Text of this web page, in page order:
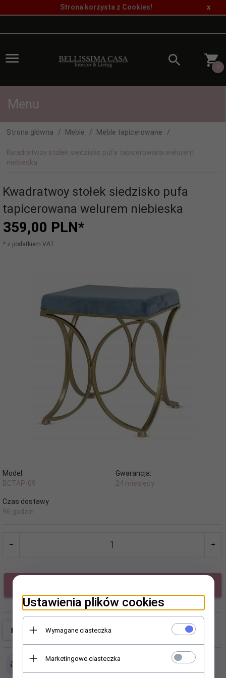
Strona korzysta z Cookies! x
0
Menu
Strona główna Meble Meble tapicerowane
Kwadratwoy stołek siedzisko pufa tapicerowana welurem
niebieska
Kwadratwoy stołek siedzisko pufa
tapicerowana welurem niebieska
359,00 PLN*
* z podatkiem VAT
Model:
BCTAP-09
Gwarancja:
24 miesięcy
Czas dostawy
96 godzin
Ustawienia plików cookies
Wymagane ciasteczka
Marketingowe ciasteczka